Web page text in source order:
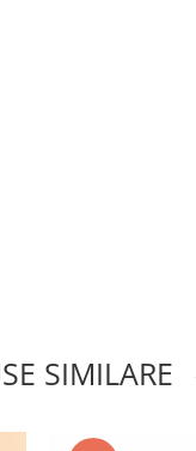
SIMILARE